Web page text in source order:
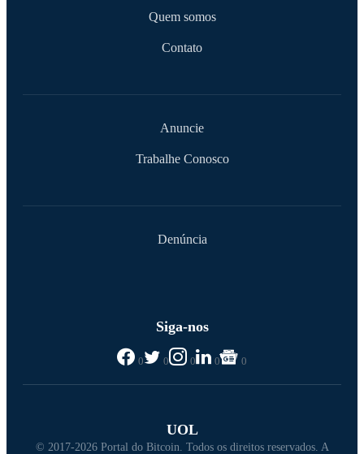
Quem somos
Contato
Anuncie
Trabalhe Conosco
Denúncia
Siga-nos
0 0 0 0 0
UOL
© 2017-2026 Portal do Bitcoin. Todos os direitos reservados. A